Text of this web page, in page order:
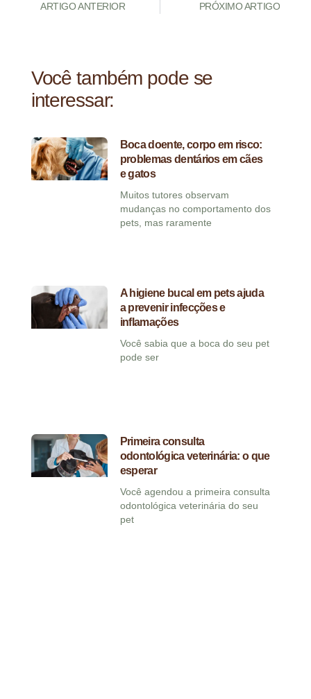
ARTIGO ANTERIOR PRÓXIMO ARTIGO
Você também pode se
interessar:
Boca doente, corpo em risco:
problemas dentários em cães
e gatos
Muitos tutores observam
mudanças no comportamento dos
pets, mas raramente
A higiene bucal em pets ajuda
a prevenir infecções e
inflamações
Você sabia que a boca do seu pet
pode ser
Primeira consulta
odontológica veterinária: o que
esperar
Você agendou a primeira consulta
odontológica veterinária do seu
pet